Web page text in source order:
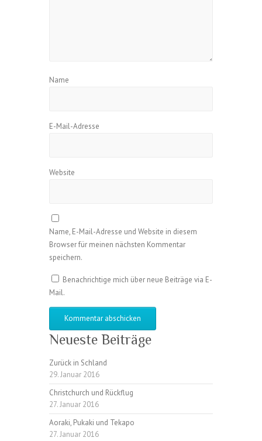
Name
E-Mail-Adresse
Website
Name, E-Mail-Adresse und Website in diesem
Browser für meinen nächsten Kommentar
speichern.
Benachrichtige mich über neue Beiträge via E-
Mail.
Neueste Beiträge
Zurück in Schland
29. Januar 2016
Christchurch und Rückflug
27. Januar 2016
Aoraki, Pukaki und Tekapo
27. Januar 2016